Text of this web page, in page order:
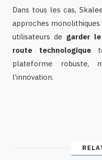
Dans tous les cas,
approches
utilisateurs de garder
route technologique
plateforme robuste,
l’innovation.